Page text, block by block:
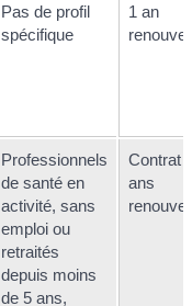
Pas de profil
spécifique
1 an
Professionnels
de santé en
activité, sans
emploi ou
retraités
depuis moins
de 5 ans,
Contrat
ans